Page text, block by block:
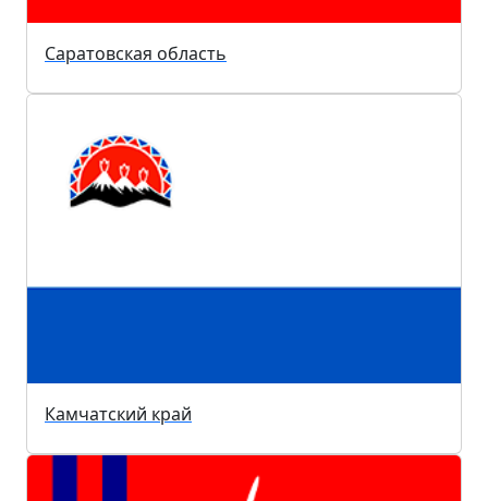
Саратовская область
Камчатский край